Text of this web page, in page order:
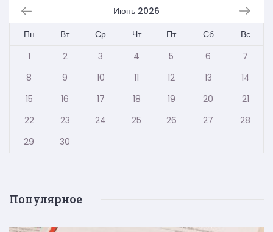
Июнь 2026
Пн
Вт Ср Чт Пт Сб
Вс
1
2 3 4 5 6
7
8
9 10 11 12 13
14
15
16 17 18 19 20
21
22
23 24 25 26 27
28
29
30
Популярное